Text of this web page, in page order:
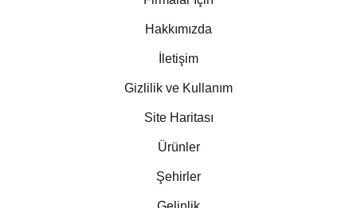
Hakkımızda
İletişim
Gizlilik ve Kullanım
Site Haritası
Ürünler
Şehirler